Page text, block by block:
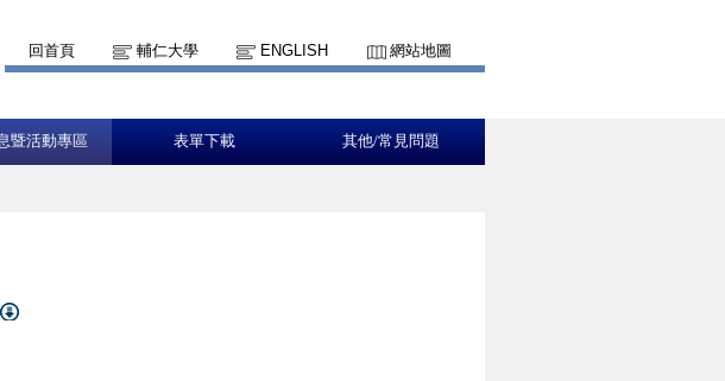
回首頁 輔仁大學 ENGLISH 網站地圖
暨活動專區 表單下載 其他/常見問題